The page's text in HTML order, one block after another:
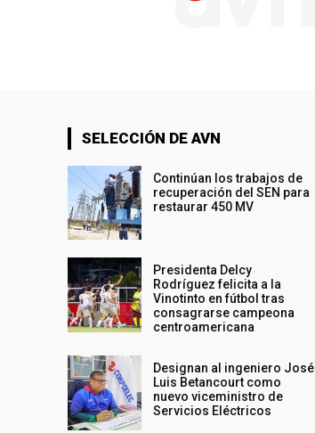
SELECCIÓN DE AVN
Continúan los trabajos de
recuperación del SEN para
restaurar 450 MV
Presidenta Delcy
Rodríguez felicita a la
Vinotinto en fútbol tras
consagrarse campeona
centroamericana
Designan al ingeniero José
Luis Betancourt como
nuevo viceministro de
Servicios Eléctricos